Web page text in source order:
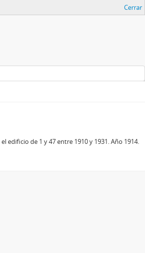
Cerrar
edificio de 1 y 47 entre 1910 y 1931. Año 1914.